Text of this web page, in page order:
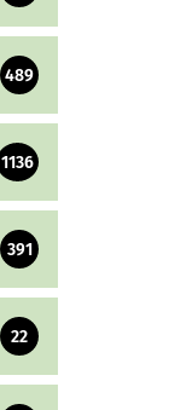
489
1136
391
22